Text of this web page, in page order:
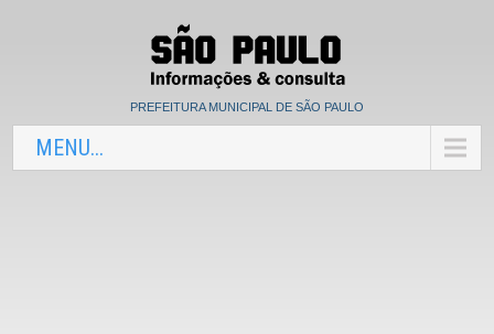
PREFEITURA MUNICIPAL DE SÃO PAULO
MENU...